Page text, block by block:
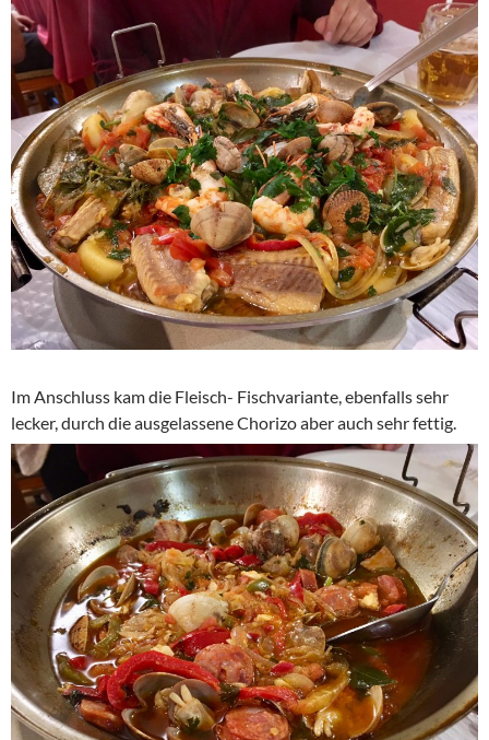
Im Anschluss kam die Fleisch- Fischvariante, ebenfalls sehr
lecker, durch die ausgelassene Chorizo aber auch sehr fettig.